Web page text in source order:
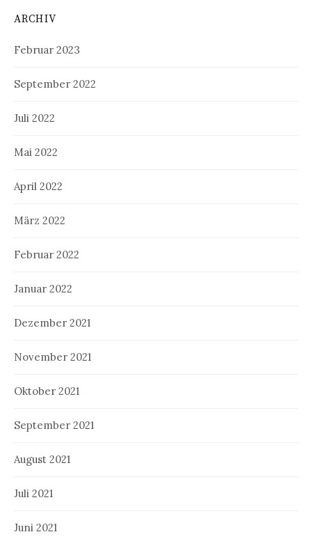
ARCHIV
Februar 2023
September 2022
Juli 2022
Mai 2022
April 2022
März 2022
Februar 2022
Januar 2022
Dezember 2021
November 2021
Oktober 2021
September 2021
August 2021
Juli 2021
Juni 2021